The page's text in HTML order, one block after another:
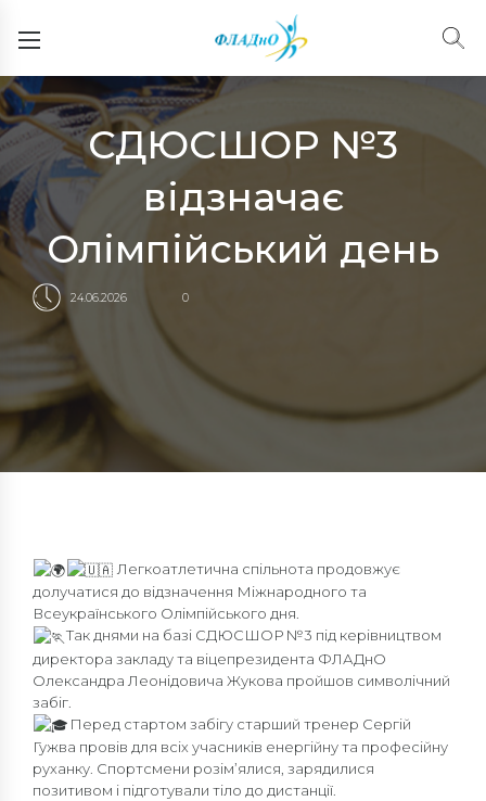
СДЮСШОР №3
відзначає
Олімпійський день
24.06.2026 0
Легкоатлетична спільнота продовжує
долучатися до відзначення Міжнародного та
Всеукраїнського Олімпійського дня.
Так днями на базі СДЮСШОР №3 під керівництвом
директора закладу та віцепрезидента ФЛАДнО
Олександра Леонідовича Жукова пройшов символічний
забіг.
Перед стартом забігу старший тренер Сергій
Гужва провів для всіх учасників енергійну та професійну
руханку. Спортсмени розім’ялися, зарядилися
позитивом і підготували тіло до дистанції.